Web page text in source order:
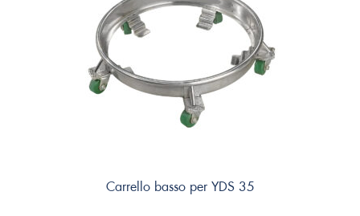
Carrello basso per YDS 35